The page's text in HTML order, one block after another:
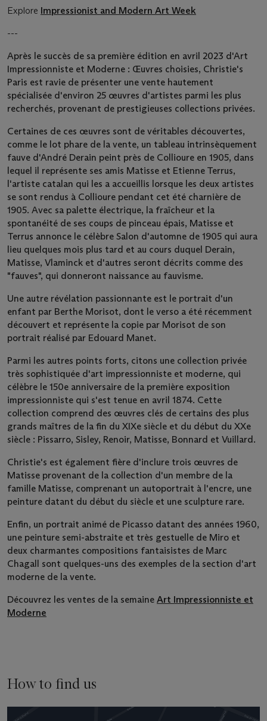
Explore Impressionist and Modern Art Week
---
Après le succès de sa première édition en avril 2023 d'Art
Impressionniste et Moderne : Œuvres choisies, Christie's
Paris est ravie de présenter une vente hautement
spécialisée d'environ 25 œuvres d'artistes parmi les plus
recherchés, provenant de prestigieuses collections privées.
Certaines de ces œuvres sont de véritables découvertes,
comme le lot phare de la vente, un tableau intrinsèquement
fauve d'André Derain peint près de Collioure en 1905, dans
lequel il représente ses amis Matisse et Etienne Terrus,
l'artiste catalan qui les a accueillis lorsque les deux artistes
se sont rendus à Collioure pendant cet été charnière de
1905. Avec sa palette électrique, la fraîcheur et la
spontanéité de ses coups de pinceau épais, Matisse et
Terrus annonce le célèbre Salon d'automne de 1905 qui aura
lieu quelques mois plus tard et au cours duquel Derain,
Matisse, Vlaminck et d'autres seront décrits comme des
"fauves", qui donneront naissance au fauvisme.
Une autre révélation passionnante est le portrait d'un
enfant par Berthe Morisot, dont le verso a été récemment
découvert et représente la copie par Morisot de son
portrait réalisé par Edouard Manet.
Parmi les autres points forts, citons une collection privée
très sophistiquée d'art impressionniste et moderne, qui
célèbre le 150e anniversaire de la première exposition
impressionniste qui s'est tenue en avril 1874. Cette
collection comprend des œuvres clés de certains des plus
grands maîtres de la fin du XIXe siècle et du début du XXe
siècle : Pissarro, Sisley, Renoir, Matisse, Bonnard et Vuillard.
Christie's est également fière d'inclure trois œuvres de
Matisse provenant de la collection d'un membre de la
famille Matisse, comprenant un autoportrait à l'encre, une
peinture datant du début du siècle et une sculpture rare.
Enfin, un portrait animé de Picasso datant des années 1960,
une peinture semi-abstraite et très gestuelle de Miro et
deux charmantes compositions fantaisistes de Marc
Chagall sont quelques-uns des exemples de la section d'art
moderne de la vente.
Découvrez les ventes de la semaine Art Impressionniste et
Moderne
How to find us